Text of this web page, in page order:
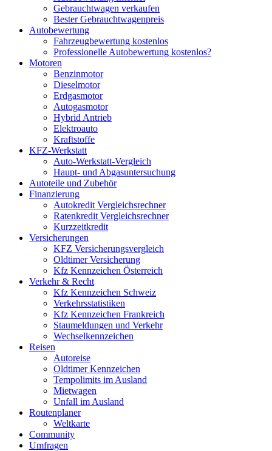
Gebrauchtwagen verkaufen
Bester Gebrauchtwagenpreis
Autobewertung
Fahrzeugbewertung kostenlos
Professionelle Autobewertung kostenlos?
Motoren
Benzinmotor
Dieselmotor
Erdgasmotor
Autogasmotor
Hybrid Antrieb
Elektroauto
Kraftstoffe
KFZ-Werkstatt
Auto-Werkstatt-Vergleich
Haupt- und Abgasuntersuchung
Autoteile und Zubehör
Finanzierung
Autokredit Vergleichsrechner
Ratenkredit Vergleichsrechner
Kurzzeitkredit
Versicherungen
KFZ Versicherungsvergleich
Oldtimer Versicherung
Kfz Kennzeichen Österreich
Verkehr & Recht
Kfz Kennzeichen Schweiz
Verkehrsstatistiken
Kfz Kennzeichen Frankreich
Staumeldungen und Verkehr
Wechselkennzeichen
Reisen
Autoreise
Oldtimer Kennzeichen
Tempolimits im Ausland
Mietwagen
Unfall im Ausland
Routenplaner
Weltkarte
Community
Umfragen